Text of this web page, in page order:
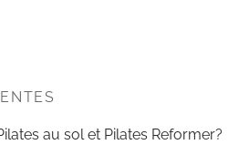
au sol et Pilates Reformer?